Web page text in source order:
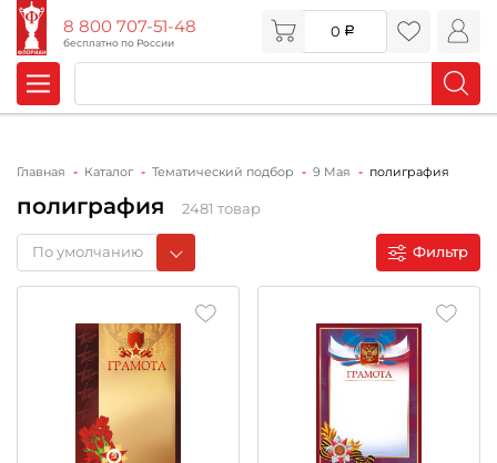
8 800 707-51-48
бесплатно по России
0
Главная Каталог Тематический подбор 9 Мая полиграфия
полиграфия 2481 товар
По умолчанию Фильтр